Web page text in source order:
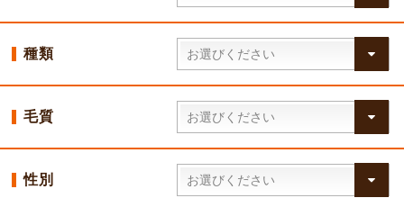
種類
毛質
性別